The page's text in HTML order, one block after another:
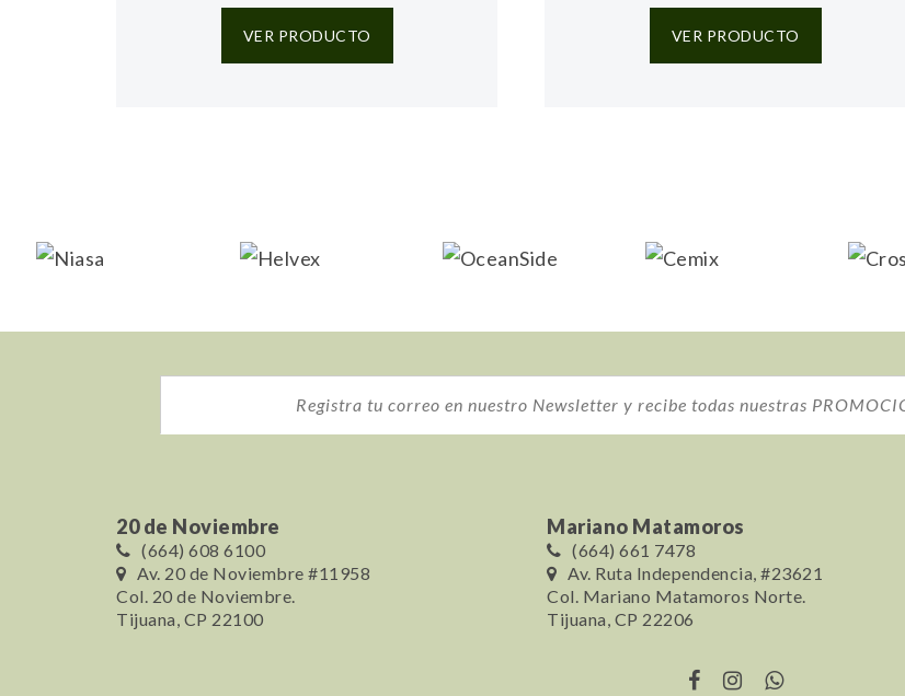
VER PRODUCTO VER PRODUCTO
20 de Noviembre
(664) 608 6100
Av. 20 de Noviembre #11958
Col. 20 de Noviembre.
Tijuana, CP 22100
Mariano Matamoros
(664) 661 7478
Av. Ruta Independencia, #23621
Col. Mariano Matamoros Norte.
Tijuana, CP 22206